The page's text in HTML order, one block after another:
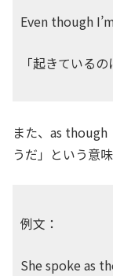
Even though
「起きている
また、as though
うだ」という意
例文：
She spoke as